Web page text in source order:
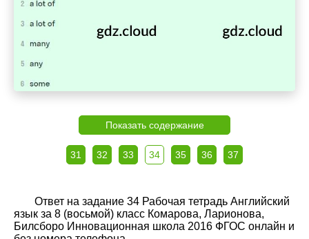
Показать содержание
31 32 33 34 35 36 37
Ответ на задание 34 Рабочая тетрадь Английский
язык за 8 (восьмой) класс Комарова, Ларионова,
Билсборо Инновационная школа 2016 ФГОС онлайн и